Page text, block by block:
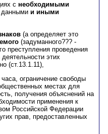
с необходимыми
данными и иными
(а определяет это
(задуманного??? -
преступления проведения
этих
(ст.13.1.11),
ограничение свободы
местах для
получения объяснений на
применения к
Российской Федерации
прав, предоставленных